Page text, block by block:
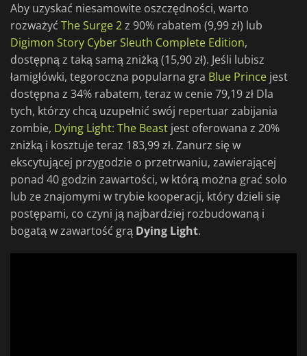
Aby uzyskać niesamowite oszczędności, warto
rozważyć The Surge 2z 90% rabatem (9,99 zł) lub
Digimon Story Cyber Sleuth Complete Edition,
dostępną z taką samą zniżką (15,90 zł). Jeśli lubisz
łamigłówki, tegoroczna popularna gra Blue Prince jest
dostępna z 34% rabatem, teraz w cenie 79,19 zł Dla
tych, którzy chcą uzupełnić swój repertuar zabijania
zombie, Dying Light: The Beast jest oferowana z 20%
zniżką i kosztuje teraz 183,99 zł. Zanurz się w
ekscytującej przygodzie o przetrwaniu, zawierającej
ponad 40 godzin zawartości, w którą można grać solo
lub ze znajomymi w trybie kooperacji, który dzieli się
postępami, co czyni ją najbardziej rozbudowaną i
bogatą w zawartość grą Dying Light.